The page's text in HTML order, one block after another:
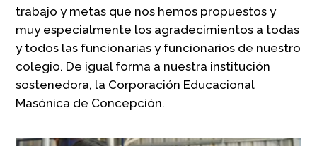
trabajo y metas que nos hemos propuestos y
muy especialmente los agradecimientos a todas
y todos las funcionarias y funcionarios de nuestro
colegio. De igual forma a nuestra institución
sostenedora, la Corporación Educacional
Masónica de Concepción.